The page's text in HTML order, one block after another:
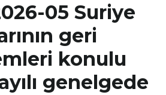
05 Suriye
geri
konulu
genelgede